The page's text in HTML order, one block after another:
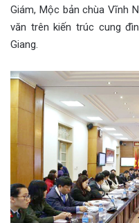
Giám, Mộc bản chùa Vĩnh
văn trên kiến trúc cung
Giang.